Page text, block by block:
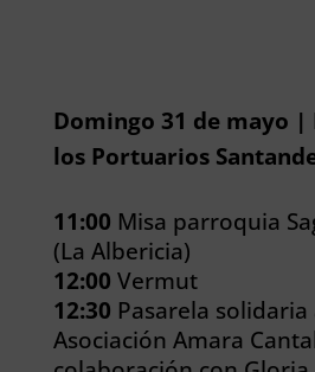
Domingo 31 de mayo |
los Portuarios
11:00 Misa parroquia
(La Albericia)
12:00 Vermut
12:30 Pasarela
Asociación Amara